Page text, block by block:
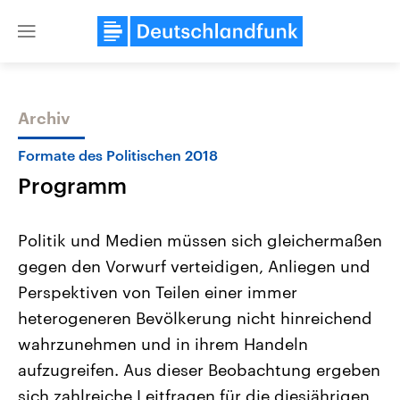
Close
Themen
Landtagswahl Sachsen-Anhalt
2026
Alle Informationen
Sachsen-Anhalt wählt am 6.
September 2026 einen neuen
Landtag. Seit 2021 wird das
Bundesland von einer Koalition aus
USA
Aktuelle Beiträge,
Hintergründe
Wirtschaftlich und
gehören die Vereinigten
den mächtigsten Ländern
mit großem Einfluss auf
Archiv
Formate des Politischen 2018
Programm
Politik und Medien müssen sich gleichermaßen
gegen den Vorwurf verteidigen, Anliegen und
Perspektiven von Teilen einer immer
heterogeneren Bevölkerung nicht hinreichend
wahrzunehmen und in ihrem Handeln
aufzugreifen. Aus dieser Beobachtung ergeben
sich zahlreiche Leitfragen für die diesjährigen